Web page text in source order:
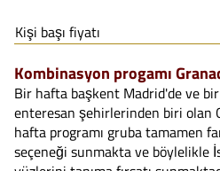
Kişi başı fiyatı
Kombinasyon progamı
Bir hafta başkent Madrid'de ve
enteresan şehirlerinden biri olan
hafta programı gruba tamamen
seçeneği sunmakta ve böylelikle